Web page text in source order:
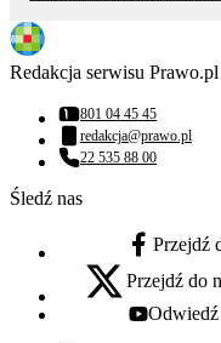
Redakcja serwisu Prawo.pl
Numer telefonu:
801 04 45 45
Adres email:
redakcja@prawo.pl
Numer telefonu:
22 535 88 00
Śledź nas
facebook -
Przejdź
x - otwiera się w nowej
Przejdź do
youtube -
Odwiedź